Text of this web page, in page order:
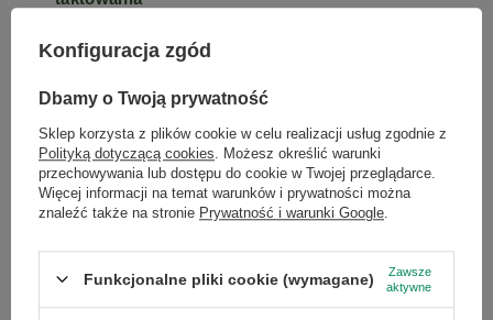
Obsługiwane
standardy
DirectX 11
OpenGL 4.4
Bazowe
625
Konfiguracja zgód
Dbamy o Twoją prywatność
Sklep korzysta z plików cookie w celu realizacji usług zgodnie z
Polityką dotyczącą cookies . Możesz określić warunki
przechowywania lub dostępu do cookie w Twojej przeglądarce.
Więcej informacji na temat warunków i prywatności można
znaleźć także na stronie Prywatność i warunki Google
Funkcjonalne pliki cookie (wymagane)
Zawsze
aktywne